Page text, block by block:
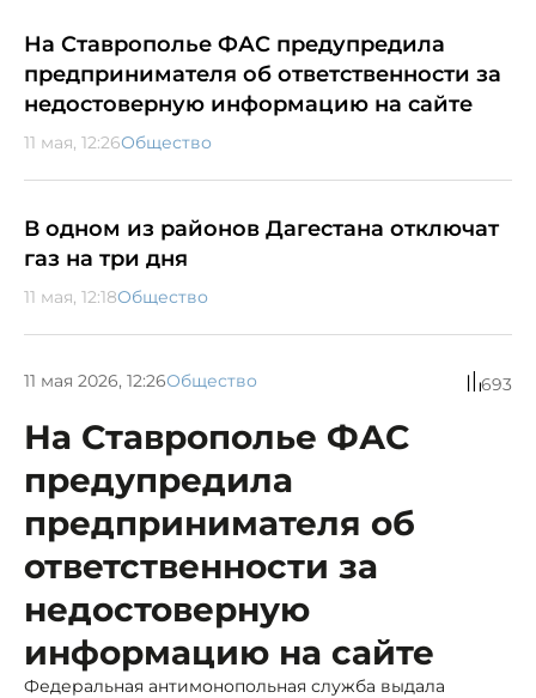
На Ставрополье ФАС предупредила
предпринимателя об ответственности за
недостоверную информацию на сайте
11 мая, 12:26Общество
В одном из районов Дагестана отключат
газ на три дня
11 мая, 12:18Общество
11 мая 2026, 12:26Общество 693
На Ставрополье ФАС
предупредила
предпринимателя об
ответственности за
недостоверную
информацию на сайте
Федеральная антимонопольная служба выдала